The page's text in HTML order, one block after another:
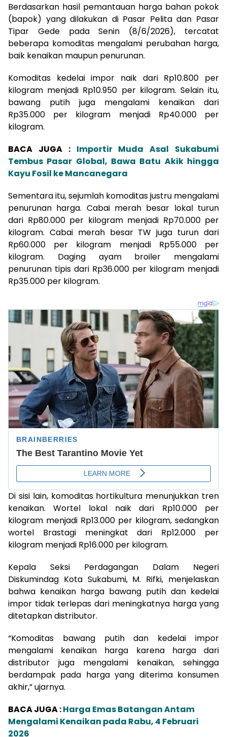
Berdasarkan hasil pemantauan harga bahan pokok
(bapok) yang dilakukan di Pasar Pelita dan Pasar
Tipar Gede pada Senin (8/6/2026), tercatat
beberapa komoditas mengalami perubahan harga,
baik kenaikan maupun penurunan.
Komoditas kedelai impor naik dari Rp10.800 per
kilogram menjadi Rp10.950 per kilogram. Selain itu,
bawang putih juga mengalami kenaikan dari
Rp35.000 per kilogram menjadi Rp40.000 per
kilogram.
BACA JUGA : Importir Muda Asal Sukabumi
Tembus Pasar Global, Bawa Batu Akik hingga
Kayu Fosil ke Mancanegara
Sementara itu, sejumlah komoditas justru mengalami
penurunan harga. Cabai merah besar lokal turun
dari Rp80.000 per kilogram menjadi Rp70.000 per
kilogram. Cabai merah besar TW juga turun dari
Rp60.000 per kilogram menjadi Rp55.000 per
kilogram. Daging ayam broiler mengalami
penurunan tipis dari Rp36.000 per kilogram menjadi
Rp35.000 per kilogram.
Di sisi lain, komoditas hortikultura menunjukkan tren
kenaikan. Wortel lokal naik dari Rp10.000 per
kilogram menjadi Rp13.000 per kilogram, sedangkan
wortel Brastagi meningkat dari Rp12.000 per
kilogram menjadi Rp16.000 per kilogram.
Kepala Seksi Perdagangan Dalam Negeri
Diskumindag Kota Sukabumi, M. Rifki, menjelaskan
bahwa kenaikan harga bawang putih dan kedelai
impor tidak terlepas dari meningkatnya harga yang
ditetapkan distributor.
“Komoditas bawang putih dan kedelai impor
mengalami kenaikan harga karena harga dari
distributor juga mengalami kenaikan, sehingga
berdampak pada harga yang diterima konsumen
akhir,” ujarnya.
BACA JUGA :Harga Emas Batangan Antam
Mengalami Kenaikan pada Rabu, 4 Februari
2026